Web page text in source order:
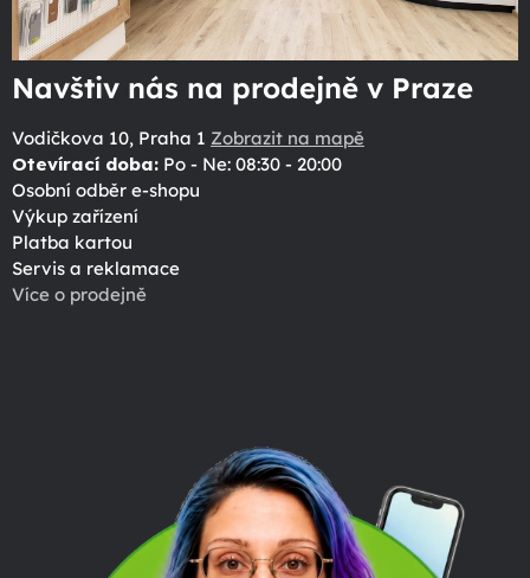
Navštiv nás na prodejně v Praze
Vodičkova 10, Praha 1 Zobrazit na mapě
Otevírací doba: Po - Ne: 08:30 - 20:00
Osobní odběr e-shopu
Výkup zařízení
Platba kartou
Servis a reklamace
Více o prodejně